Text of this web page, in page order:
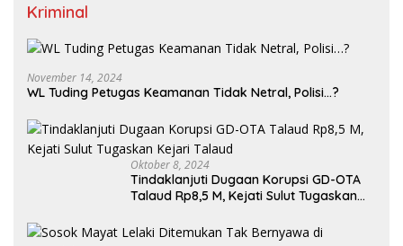
Kriminal
November 14, 2024
WL Tuding Petugas Keamanan Tidak Netral, Polisi…?
Oktober 8, 2024
Tindaklanjuti Dugaan Korupsi GD-OTA
Talaud Rp8,5 M, Kejati Sulut Tugaskan